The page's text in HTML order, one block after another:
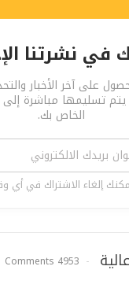
في نشرتنا
على آخر الأخبار
يتم تسليمها مباشرة إلى
الخاص بك.
إلغاء الاشتراك في أي
عالية 4953 Posts
Comments